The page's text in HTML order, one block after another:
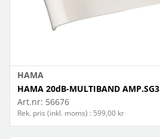
HAMA
HAMA 20dB-MULTIBAND AMP.SG3
Art.nr: 56676
Rek. pris (inkl. moms) : 599,00 kr